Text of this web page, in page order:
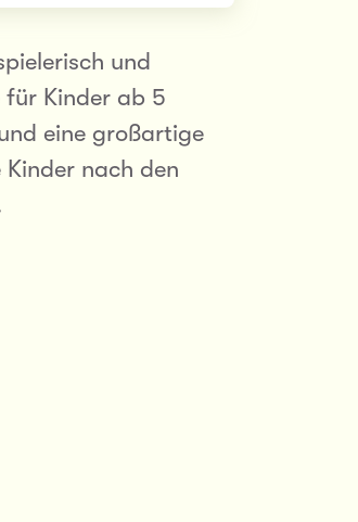
und
für Kinder ab 5
eine großartige
nach den